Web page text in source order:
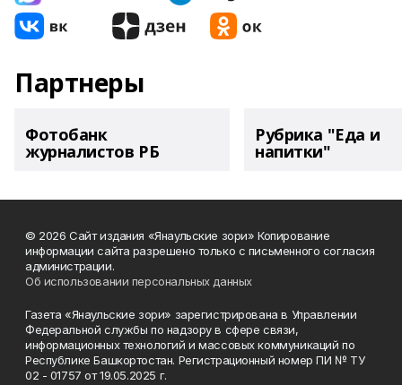
Партнеры
Фотобанк
журналистов РБ
Рубрика "Еда и
напитки"
© 2026 Сайт издания «Янаульские зори» Копирование
информации сайта разрешено только с письменного согласия
администрации.
Об использовании персональных данных
Газета «Янаульские зори» зарегистрирована в Управлении
Федеральной службы по надзору в сфере связи,
информационных технологий и массовых коммуникаций по
Республике Башкортостан. Регистрационный номер ПИ № ТУ
02 - 01757 от 19.05.2025 г.